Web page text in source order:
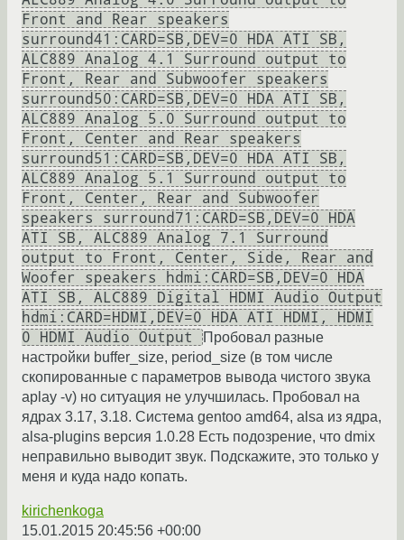
Front and Rear speakers
surround41:CARD=SB,DEV=0 HDA ATI SB,
ALC889 Analog 4.1 Surround output to
Front, Rear and Subwoofer speakers
surround50:CARD=SB,DEV=0 HDA ATI SB,
ALC889 Analog 5.0 Surround output to
Front, Center and Rear speakers
surround51:CARD=SB,DEV=0 HDA ATI SB,
ALC889 Analog 5.1 Surround output to
Front, Center, Rear and Subwoofer
speakers surround71:CARD=SB,DEV=0 HDA
ATI SB, ALC889 Analog 7.1 Surround
output to Front, Center, Side, Rear and
Woofer speakers hdmi:CARD=SB,DEV=0 HDA
ATI SB, ALC889 Digital HDMI Audio Output
hdmi:CARD=HDMI,DEV=0 HDA ATI HDMI, HDMI
0 HDMI Audio Output
Пробовал разные
настройки buffer_size, period_size (в том числе
скопированные с параметров вывода чистого звука
aplay -v) но ситуация не улучшилась. Пробовал на
ядрах 3.17, 3.18. Система gentoo amd64, alsa из ядра,
alsa-plugins версия 1.0.28 Есть подозрение, что dmix
неправильно выводит звук. Подскажите, это только у
меня и куда надо копать.
kirichenkoga
15.01.2015 20:45:56 +00:00